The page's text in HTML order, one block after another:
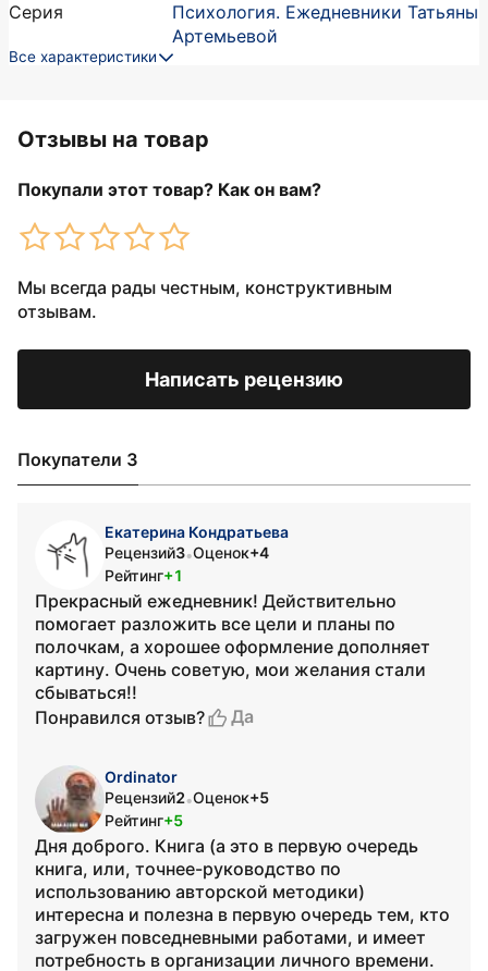
Серия
Психология. Ежедневники Татьяны
Артемьевой
Все характеристики
Отзывы на товар
Покупали этот товар? Как он вам?
Мы всегда рады честным, конструктивным
отзывам.
Написать рецензию
Покупатели 3
Екатерина Кондратьева
Рецензий3•Оценок+4
Рейтинг+1
Прекрасный ежедневник! Действительно
помогает разложить все цели и планы по
полочкам, а хорошее оформление дополняет
картину. Очень советую, мои желания стали
сбываться!!
Понравился отзыв?
Да
Ordinator
Рецензий2•Оценок+5
Рейтинг+5
Дня доброго. Книга (а это в первую очередь
книга, или, точнее-руководство по
использованию авторской методики)
интересна и полезна в первую очередь тем, кто
загружен повседневными работами, и имеет
потребность в организации личного времени.